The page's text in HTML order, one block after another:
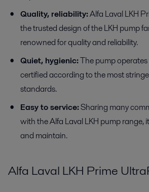
Quality, reliability:Alfa Laval LKH
the trusted design of the LKH pump
renowned for quality and reliability.
Quiet, hygienic:The pump
certified according to the most
standards.
Easy to service:Sharing many
with the Alfa Laval LKH pump range,
and maintain.
Alfa Laval LKH Prime